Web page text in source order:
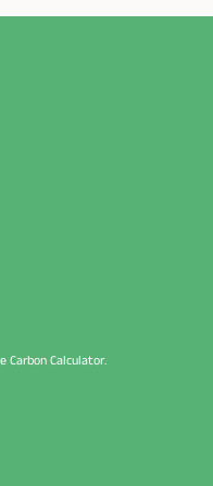
Carbon Calculator.